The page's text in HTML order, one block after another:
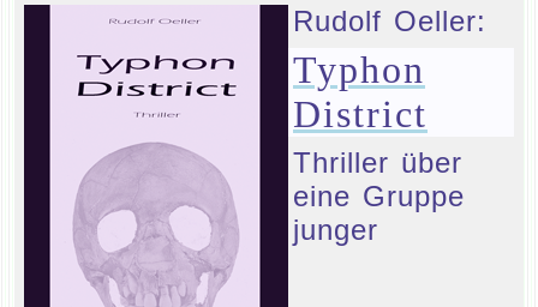
Rudolf Oeller:
Typhon
District
Thriller über
eine Gruppe
junger